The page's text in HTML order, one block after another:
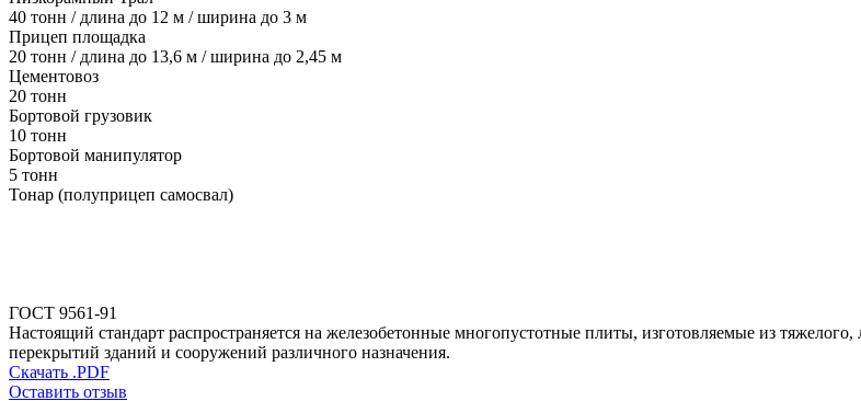
40 тонн / длина до 12 м / ширина до 3 м
Прицеп площадка
20 тонн / длина до 13,6 м / ширина до 2,45 м
Цементовоз
20 тонн
Бортовой грузовик
10 тонн
Бортовой манипулятор
5 тонн
Тонар (полуприцеп самосвал)
ГОСТ 9561-91
Настоящий стандарт распространяется на железобетонные многопустотные плиты, изготовляемые из
перекрытий зданий и сооружений различного назначения.
Скачать .PDF
Оставить отзыв